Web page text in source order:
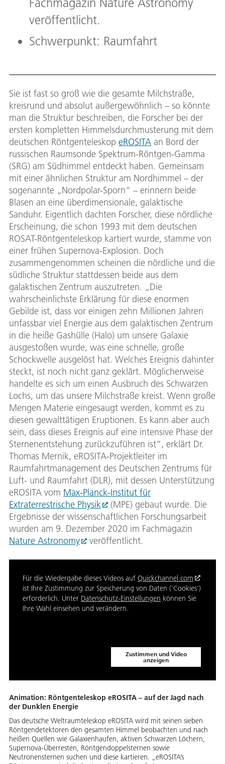
veröffentlicht.
Schwerpunkt: Raumfahrt
Sie ist fast so groß wie die gesamte Milchstraße,
kreisrund und absolut außergewöhnlich – so könnte
man die Struktur beschreiben, die Forscher bei der
ersten kompletten Himmelsdurchmusterung mit dem
deutschen Röntgenteleskop eROSITA an Bord der
russischen Raumsonde Spektrum-Röntgen-Gamma
(SRG) am Südhimmel entdeckt haben. Gemeinsam
mit einer ähnlichen Struktur am Nordhimmel – der
sogenannte „Nordpolar-Sporn“ – erinnern beide
Blasen an eine überdimensionale, galaktische
Sanduhr. Eigentlich dachten Forscher, diese nördliche
Erscheinung, die schon 1993 mit dem deutschen
ROSAT-Röntgenteleskop kartiert wurde, stamme von
einer frühen Supernova-Explosion. Doch
zusammengenommen scheinen die nördliche und die
südliche Struktur stattdessen beide aus dem
galaktischen Zentrum auszutreten. „Die
wahrscheinlichste Erklärung für diese enormen
Gebilde ist, dass vor einigen zehn Millionen Jahren
unfassbar viel Energie aus dem galaktischen Zentrum
in die heiße Gashülle (Halo) um unsere Galaxie
ausgestoßen wurde, was eine schnelle, große
Schockwelle ausgelöst hat. Welches Ereignis dahinter
steckt, ist noch nicht ganz geklärt. Möglicherweise
handelte es sich um einen Ausbruch des Schwarzen
Lochs, um das unsere Milchstraße kreist. Wenn große
Mengen Materie eingesaugt werden, kommt es zu
diesen gewalttätigen Eruptionen. Es kann aber auch
sein, dass dieses Ereignis auf eine intensive Phase der
Sternenentstehung zurückzuführen ist“, erklärt Dr.
Thomas Mernik, eROSITA-Projektleiter im
Raumfahrtmanagement des Deutschen Zentrums für
Luft- und Raumfahrt (DLR), mit dessen Unterstützung
eROSITA vom Max-Planck-Institut für
Extraterrestrische Physik
(MPE) gebaut wurde. Die
Ergebnisse der wissenschaftlichen Forschungsarbeit
wurden am 9. Dezember 2020 im Fachmagazin
Nature Astronomy
veröffentlicht.
Für die Wiedergabe dieses Videos auf Quickchannel.com
ist Ihre Zustimmung zur Speicherung von Daten ('Cookies')
erforderlich. Unter Datenschutz-Einstellungen können Sie
Ihre Wahl einsehen und verändern.
Zustimmen und Video
anzeigen
Animation: Röntgenteleskop eROSITA – auf der Jagd nach
der Dunklen Energie
Das deutsche Weltraumteleskop eROSITA wird mit seinen sieben
Röntgendetektoren den gesamten Himmel beobachten und nach
heißen Quellen wie Galaxienhaufen, aktiven Schwarzen Löchern,
Supernova-Überresten, Röntgendoppelsternen sowie
Neutronensternen suchen und diese kartieren. „eROSITA’s